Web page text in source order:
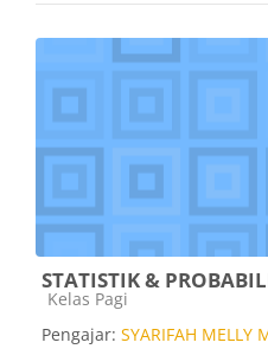
STATISTIK &
Kategori kursus
Kelas Pagi
Pengajar: SYARIFAH MELLY